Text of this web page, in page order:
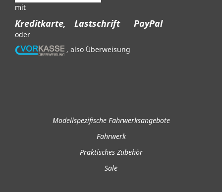
mit
Kreditkarte, Lastschrift PayPal
oder
, also Überweisung
Modellspezifische Fahrwerksangebote
Fahrwerk
Praktisches Zubehör
Sale